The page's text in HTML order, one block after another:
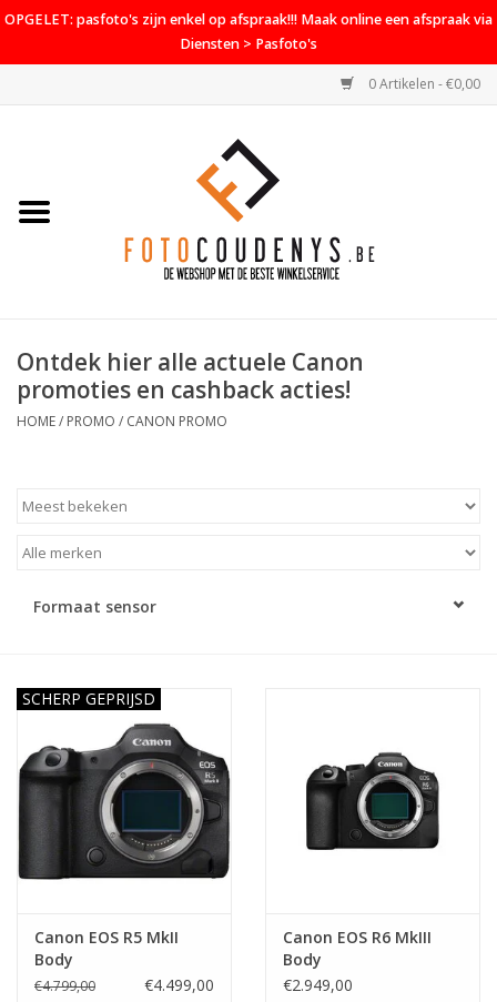
OPGELET: pasfoto's zijn enkel op afspraak!!! Maak online een afspraak via
Diensten > Pasfoto's
0 Artikelen - €0,00
Home
PROMO
Diensten
Ontdek hier alle actuele Canon
promoties en cashback acties!
HOME/ PROMO / CANON PROMO
Formaat sensor
SCHERP GEPRIJSD
Canon EOS R5 MkII
Body
€4.799,00 €4.499,00
Canon EOS R6 MkIII
Body
€2.949,00